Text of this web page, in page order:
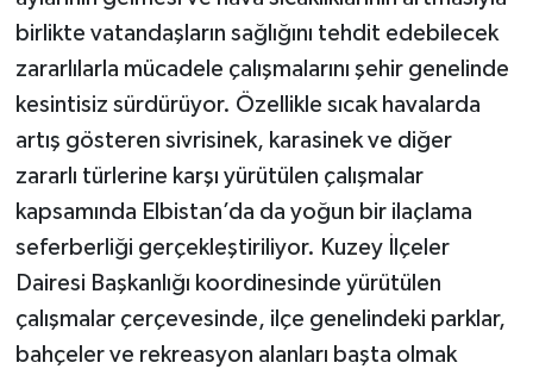
birlikte vatandaşların sağlığını tehdit edebilecek
zararlılarla mücadele çalışmalarını şehir genelinde
kesintisiz sürdürüyor. Özellikle sıcak havalarda
artış gösteren sivrisinek, karasinek ve diğer
zararlı türlerine karşı yürütülen çalışmalar
kapsamında Elbistan’da da yoğun bir ilaçlama
seferberliği gerçekleştiriliyor. Kuzey İlçeler
Dairesi Başkanlığı koordinesinde yürütülen
çalışmalar çerçevesinde, ilçe genelindeki parklar,
bahçeler ve rekreasyon alanları başta olmak